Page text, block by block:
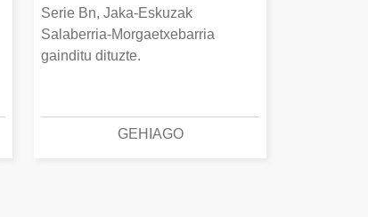
Serie Bn, Jaka-Eskuzak
Salaberria-Morgaetxebarria
gainditu dituzte.
GEHIAGO